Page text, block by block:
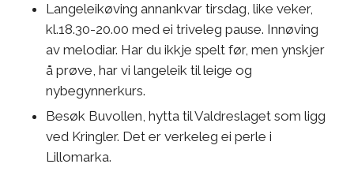
Langeleikøving annankvar tirsdag, like veker,
kl.18.30-20.00 med ei triveleg pause. Innøving
av melodiar. Har du ikkje spelt før, men ynskjer
å prøve, har vi langeleik til leige og
nybegynnerkurs.
Besøk Buvollen, hytta til Valdreslaget som ligg
ved Kringler. Det er verkeleg ei perle i
Lillomarka.